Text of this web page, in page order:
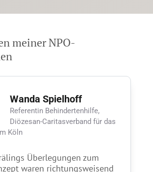
meiner NPO-
Wanda Spielhoff
Referentin Behindertenhilfe,
Diözesan-Caritasverband für das
Köln
Über­legungen zum
waren richtungs­­weisend